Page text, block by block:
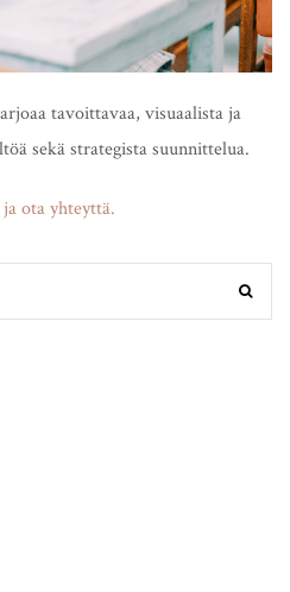
tavoittavaa, visuaalista ja
sekä strategista suunnittelua.
ota yhteyttä.